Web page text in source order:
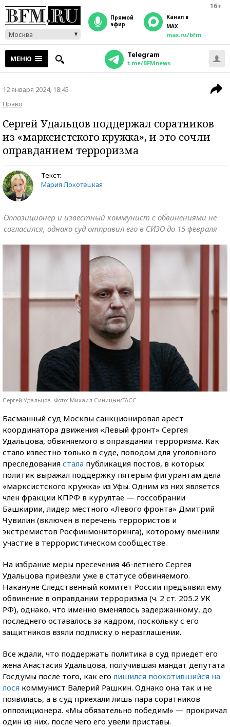
16+
Москва
прямой
эфир
Канал в
MAX
max.ru/bfm
МЕНЮ Telegram
t.me/BFMnews
12 января 2024, 18:45
Право
Сергей Удальцов поддержал соратников
из «марксистского кружка», и это сочли
оправданием терроризма
Текст:
Мария Локотецкая
Оппозиционер и известный коммунист с обвинениями не
согласился, однако суд отправил его в СИЗО до 15 февраля
Сергей Удальцов. Фото: Михаил Синицын/ТАСС
Басманный суд Москвы санкционировал арест
координатора движения «Левый фронт» Сергея
Удальцова, обвиняемого в оправдании терроризма. Как
стало известно только в суде, поводом для уголовного
преследования стала публикация постов, в которых
политик выражал поддержку пятерым фигурантам дела
«марксистского кружка» из Уфы. Одним из них является
член фракции КПРФ в курултае — госсобрании
Башкирии, лидер местного «Левого фронта» Дмитрий
Чувилин (включен в перечень террористов и
экстремистов Росфинмониторинга), которому вменили
участие в террористическом сообществе.
На избрание меры пресечения 46-летнего Сергея
Удальцова привезли уже в статусе обвиняемого.
Накануне Следственный комитет России предъявил ему
обвинение в оправдании терроризма (ч. 2 ст. 205.2 УК
РФ), однако, что именно вменялось задержанному, до
последнего оставалось за кадром, поскольку с его
защитников взяли подписку о неразглашении.
Все ждали, что поддержать политика в суд приедет его
жена Анастасия Удальцова, получившая мандат депутата
Госдумы после того, как его лишился поохотившийся на
лося коммунист Валерий Рашкин. Однако она так и не
появилась, а в суд приехали лишь пара соратников
оппозиционера. «Мы обязательно победим!» — прокричал
один из них, после чего его увели приставы.